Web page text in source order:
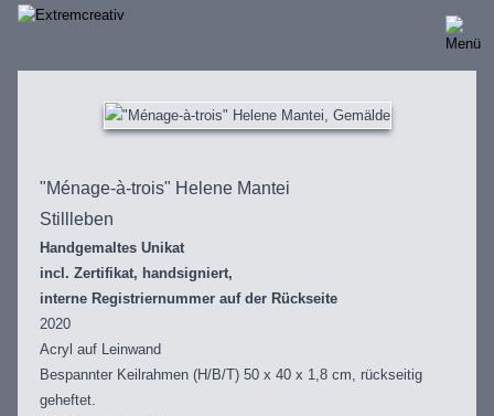
Direkt
"Ménage-à-trois" Helene Mantei
Stillleben
Handgemaltes Unikat
incl. Zertifikat, handsigniert,
interne Registriernummer auf der Rückseite
2020
Acryl auf Leinwand
Bespannter Keilrahmen (H/B/T) 50 x 40 x 1,8 cm, rückseitig
geheftet.